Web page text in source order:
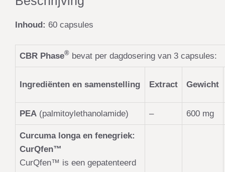
Inhoud: 60 capsules
CBR Phase® bevat per dagdosering van 3 capsules:
Ingrediënten en samenstelling Extract Gewicht
PEA (palmitoylethanolamide) – 600 mg
Curcuma longa en fenegriek:
CurQfen™
CurQfen™ is een gepatenteerd